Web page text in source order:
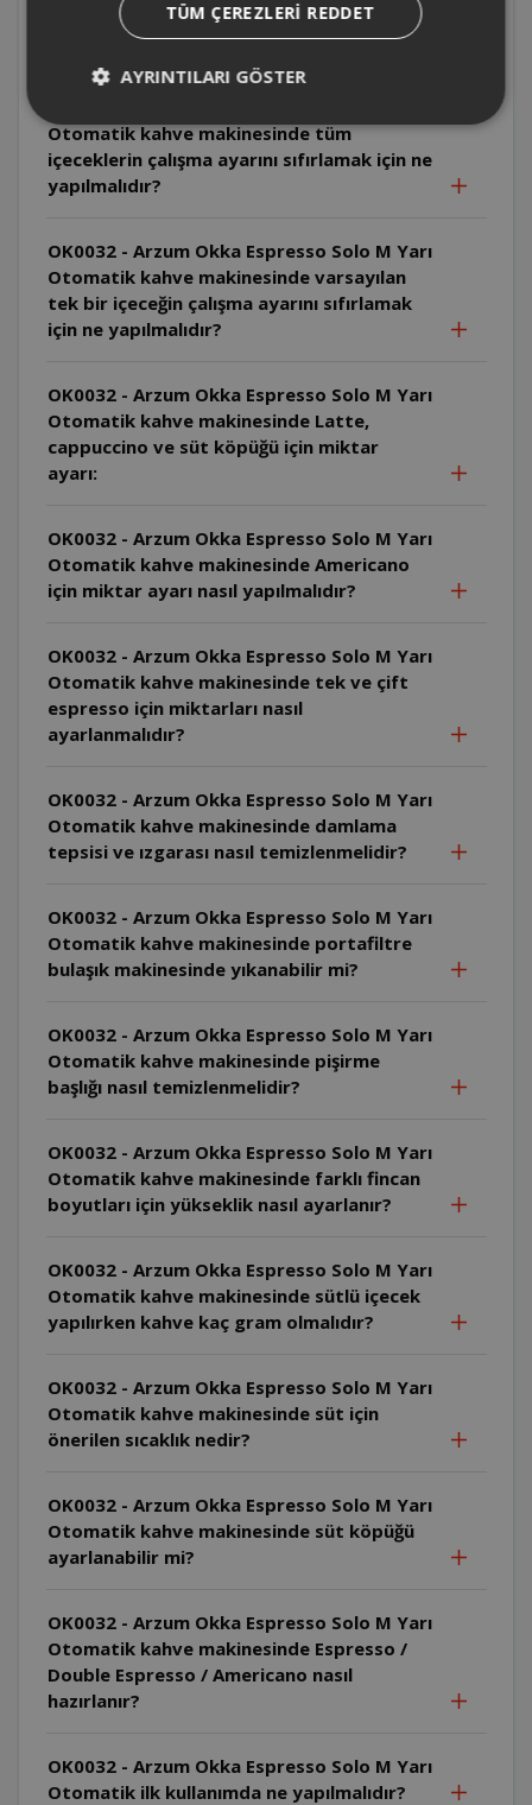
Otomatik Espresso Makinesi Kahveyi ılık
veriyor nasıl sıcak kahve elde edilir?
Otomatik kahve makinesinde tüm
içeceklerin çalışma ayarını sıfırlamak için ne
yapılmalıdır?
OK0032 - Arzum Okka Espresso Solo M Yarı
Otomatik kahve makinesinde varsayılan
tek bir içeceğin çalışma ayarını sıfırlamak
için ne yapılmalıdır?
OK0032 - Arzum Okka Espresso Solo M Yarı
Otomatik kahve makinesinde Latte,
cappuccino ve süt köpüğü için miktar
ayarı:
OK0032 - Arzum Okka Espresso Solo M Yarı
Otomatik kahve makinesinde Americano
için miktar ayarı nasıl yapılmalıdır?
OK0032 - Arzum Okka Espresso Solo M Yarı
Otomatik kahve makinesinde tek ve çift
espresso için miktarları nasıl
ayarlanmalıdır?
OK0032 - Arzum Okka Espresso Solo M Yarı
Otomatik kahve makinesinde damlama
tepsisi ve ızgarası nasıl temizlenmelidir?
OK0032 - Arzum Okka Espresso Solo M Yarı
Otomatik kahve makinesinde portafiltre
bulaşık makinesinde yıkanabilir mi?
OK0032 - Arzum Okka Espresso Solo M Yarı
Otomatik kahve makinesinde pişirme
başlığı nasıl temizlenmelidir?
OK0032 - Arzum Okka Espresso Solo M Yarı
Otomatik kahve makinesinde farklı fincan
boyutları için yükseklik nasıl ayarlanır?
OK0032 - Arzum Okka Espresso Solo M Yarı
Otomatik kahve makinesinde sütlü içecek
yapılırken kahve kaç gram olmalıdır?
OK0032 - Arzum Okka Espresso Solo M Yarı
Otomatik kahve makinesinde süt için
önerilen sıcaklık nedir?
OK0032 - Arzum Okka Espresso Solo M Yarı
Otomatik kahve makinesinde süt köpüğü
ayarlanabilir mi?
OK0032 - Arzum Okka Espresso Solo M Yarı
Otomatik kahve makinesinde Espresso /
Double Espresso / Americano nasıl
hazırlanır?
OK0032 - Arzum Okka Espresso Solo M Yarı
Otomatik ilk kullanımda ne yapılmalıdır?
TÜM ÇEREZLERI REDDET
AYRINTILARI GÖSTER